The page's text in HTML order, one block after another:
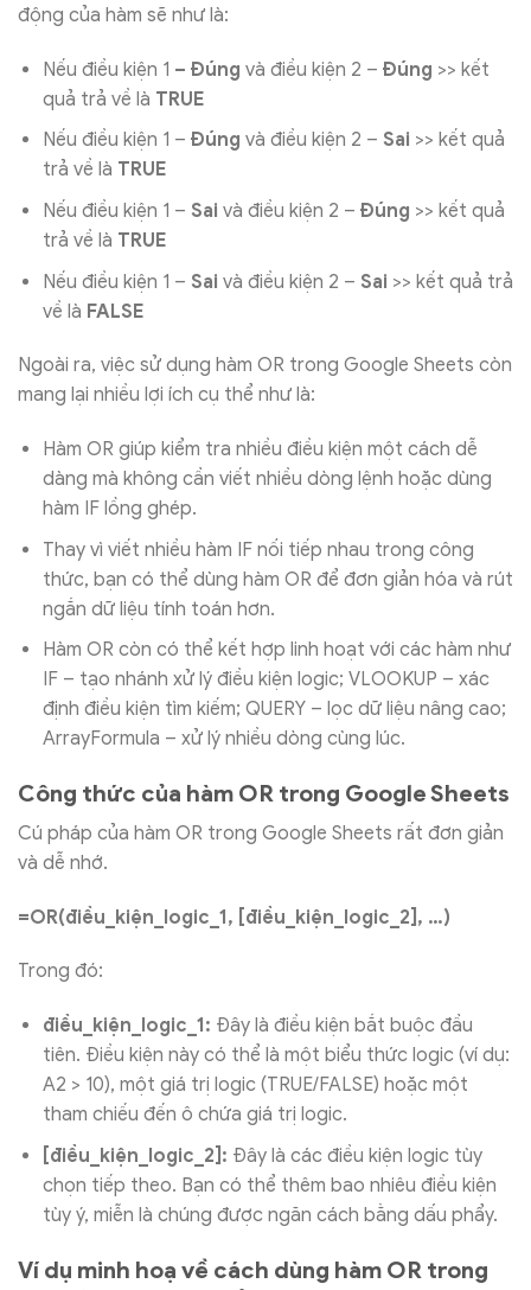
động của hàm sẽ như là:
Nếu điều kiện 1 – Đúng và điều kiện 2 – Đúng >> kết
quả trả về là TRUE
Nếu điều kiện 1 – Đúng và điều kiện 2 – Sai >> kết quả
trả về là TRUE
Nếu điều kiện 1 – Sai và điều kiện 2 – Đúng >> kết quả
trả về là TRUE
Nếu điều kiện 1 – Sai và điều kiện 2 – Sai >> kết quả trả
về là FALSE
Ngoài ra, việc sử dụng hàm OR trong Google Sheets còn
mang lại nhiều lợi ích cụ thể như là:
Hàm OR giúp kiểm tra nhiều điều kiện một cách dễ
dàng mà không cần viết nhiều dòng lệnh hoặc dùng
hàm IF lồng ghép.
Thay vì viết nhiều hàm IF nối tiếp nhau trong công
thức, bạn có thể dùng hàm OR để đơn giản hóa và rút
ngắn dữ liệu tính toán hơn.
Hàm OR còn có thể kết hợp linh hoạt với các hàm như
IF – tạo nhánh xử lý điều kiện logic; VLOOKUP – xác
định điều kiện tìm kiếm; QUERY – lọc dữ liệu nâng cao;
ArrayFormula – xử lý nhiều dòng cùng lúc.
Công thức của hàm OR trong Google Sheets
Cú pháp của hàm OR trong Google Sheets rất đơn giản
và dễ nhớ.
=OR(điều_kiện_logic_1, [điều_kiện_logic_2], …)
Trong đó:
điều_kiện_logic_1: Đây là điều kiện bắt buộc đầu
tiên. Điều kiện này có thể là một biểu thức logic (ví dụ:
A2 > 10), một giá trị logic (TRUE/FALSE) hoặc một
tham chiếu đến ô chứa giá trị logic.
[điều_kiện_logic_2]: Đây là các điều kiện logic tùy
chọn tiếp theo. Bạn có thể thêm bao nhiêu điều kiện
tùy ý, miễn là chúng được ngăn cách bằng dấu phẩy.
Ví dụ minh hoạ về cách dùng hàm OR trong